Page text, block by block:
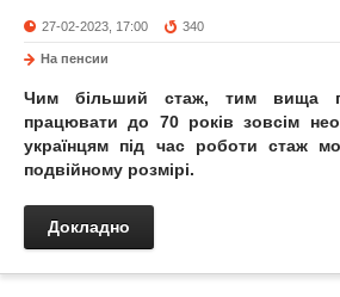
27-02-2023, 17:00 340
На пенсии
Чим більший стаж, тим вища
працювати до 70 років зовсім
українцям під час роботи стаж
подвійному розмірі.
Докладно